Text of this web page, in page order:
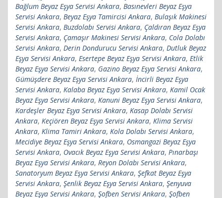
Bağlum Beyaz Eşya Servisi Ankara, Basınevleri Beyaz Eşya
Servisi Ankara, Beyaz Eşya Tamircisi Ankara, Bulaşık Makinesi
Servisi Ankara, Buzdolabı Servisi Ankara, Çaldıran Beyaz Eşya
Servisi Ankara, Çamaşır Makinesi Servisi Ankara, Cola Dolabı
Servisi Ankara, Derin Dondurucu Servisi Ankara, Dutluk Beyaz
Eşya Servisi Ankara, Esertepe Beyaz Eşya Servisi Ankara, Etlik
Beyaz Eşya Servisi Ankara, Gazino Beyaz Eşya Servisi Ankara,
Gümüşdere Beyaz Eşya Servisi Ankara, İncirli Beyaz Eşya
Servisi Ankara, Kalaba Beyaz Eşya Servisi Ankara, Kamil Ocak
Beyaz Eşya Servisi Ankara, Kanuni Beyaz Eşya Servisi Ankara,
Kardeşler Beyaz Eşya Servisi Ankara, Kasap Dolabı Servisi
Ankara, Keçiören Beyaz Eşya Servisi Ankara, Klima Servisi
Ankara, Klima Tamiri Ankara, Kola Dolabı Servisi Ankara,
Mecidiye Beyaz Eşya Servisi Ankara, Osmangazi Beyaz Eşya
Servisi Ankara, Ovacık Beyaz Eşya Servisi Ankara, Pınarbaşı
Beyaz Eşya Servisi Ankara, Reyon Dolabı Servisi Ankara,
Sanatoryum Beyaz Eşya Servisi Ankara, Şefkat Beyaz Eşya
Servisi Ankara, Şenlik Beyaz Eşya Servisi Ankara, Şenyuva
Beyaz Eşya Servisi Ankara, Şofben Servisi Ankara, Şofben